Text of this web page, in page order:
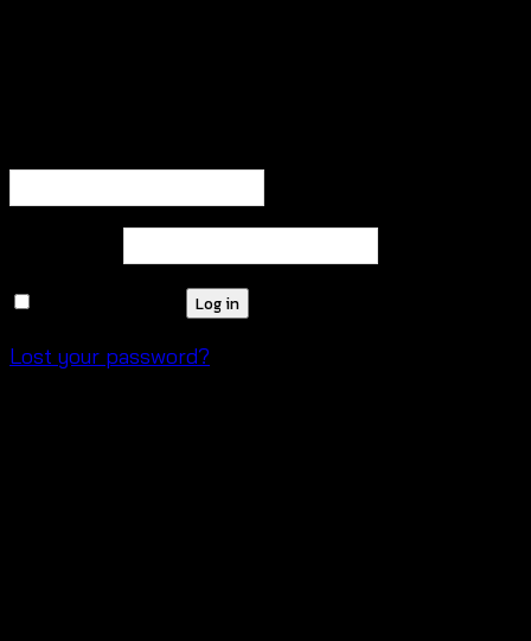
Log in
Lost your password?